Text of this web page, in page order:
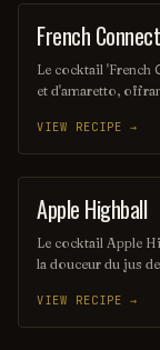
ORDINARY DRINK
French
Le cocktail 'French
et d'amaretto,
cocktail élégant
française. C'est
classiques.
VIEW RECIPE →
COCKTAIL
Apple Highball
Le cocktail Apple
la douceur du jus
rondelle de
soirées d'été, il
VIEW RECIPE →